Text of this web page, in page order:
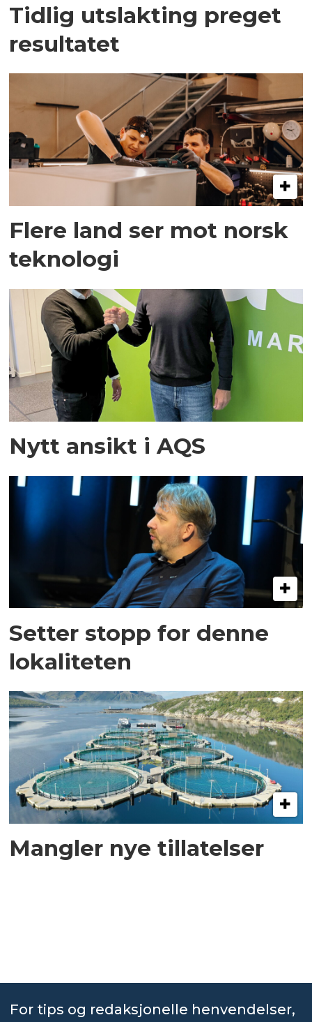
Tidlig utslakting preget
resultatet
Flere land ser mot norsk
teknologi
Nytt ansikt i AQS
Setter stopp for denne
lokaliteten
Mangler nye tillatelser
For tips og redaksjonelle henvendelser,